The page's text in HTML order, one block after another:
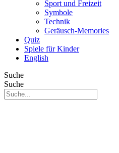
Sport und Freizeit
Symbole
Technik
Geräusch-Memories
Quiz
Spiele für Kinder
English
Suche
Suche